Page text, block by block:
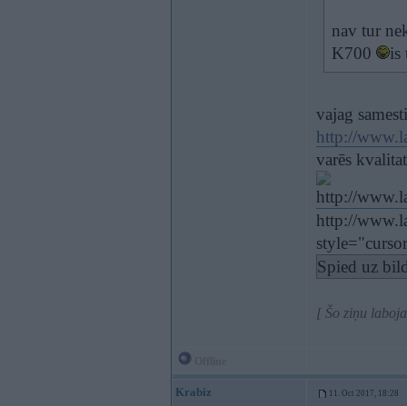
nav tur
K700
is
vajag
http://
varēs
http://
Spied uz
[ Šo ziņu
Krabiz 11. Oct 2017, 18:28